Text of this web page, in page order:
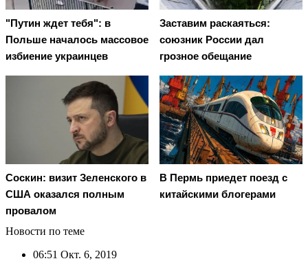
"Путин ждет тебя": в
Польше началось массовое
избиение украинцев
Заставим раскаяться:
союзник России дал
грозное обещание
Соскин: визит Зеленского в
США оказался полным
провалом
В Пермь приедет поезд с
китайскими блогерами
Новости по теме
06:51 Окт. 6, 2019